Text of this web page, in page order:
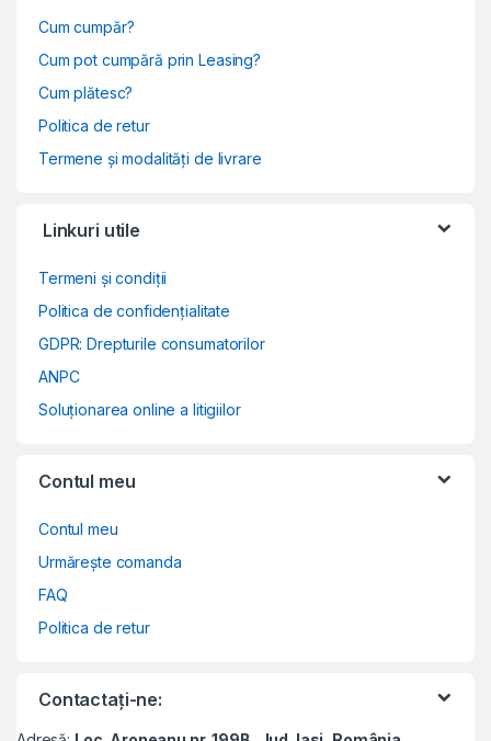
Cum cumpăr?
Cum pot cumpără prin Leasing?
Cum plătesc?
Politica de retur
Termene și modalități de livrare
Linkuri utile
Termeni și condiții
Politica de confidențialitate
GDPR: Drepturile consumatorilor
ANPC
Soluționarea online a litigiilor
Contul meu
Contul meu
Urmărește comanda
FAQ
Politica de retur
Contactați-ne: